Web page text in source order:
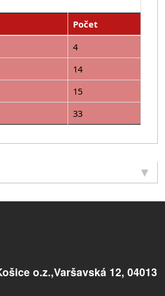
Počet
4
14
15
33
o.z.,Varšavská 12, 04013